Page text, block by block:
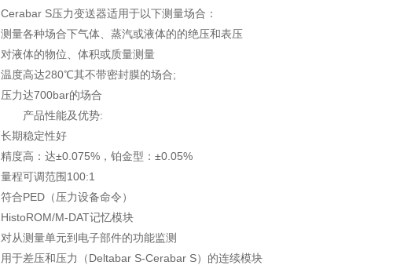
Cerabar S压力变送器适用于以下测量场合：
测量各种场合下气体、蒸汽或液体的的绝压和表压
对液体的物位、体积或质量测量
温度高达280℃其不带密封膜的场合;
压力达700bar的场合
产品性能及优势:
长期稳定性好
精度高：达±0.075%，铂金型：±0.05%
量程可调范围100:1
符合PED（压力设备命令）
HistoROM/M-DAT记忆模块
对从测量单元到电子部件的功能监测
用于差压和压力（Deltabar S-Cerabar S）的连续模块